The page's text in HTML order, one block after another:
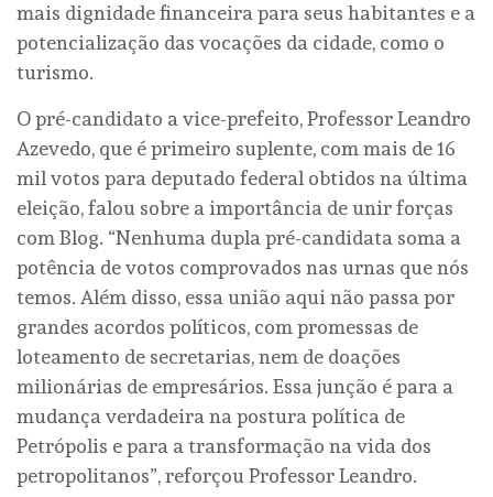
mais dignidade financeira para seus habitantes e a
potencialização das vocações da cidade, como o
turismo.
O pré-candidato a vice-prefeito, Professor Leandro
Azevedo, que é primeiro suplente, com mais de 16
mil votos para deputado federal obtidos na última
eleição, falou sobre a importância de unir forças
com Blog. “Nenhuma dupla pré-candidata soma a
potência de votos comprovados nas urnas que nós
temos. Além disso, essa união aqui não passa por
grandes acordos políticos, com promessas de
loteamento de secretarias, nem de doações
milionárias de empresários. Essa junção é para a
mudança verdadeira na postura política de
Petrópolis e para a transformação na vida dos
petropolitanos”, reforçou Professor Leandro.